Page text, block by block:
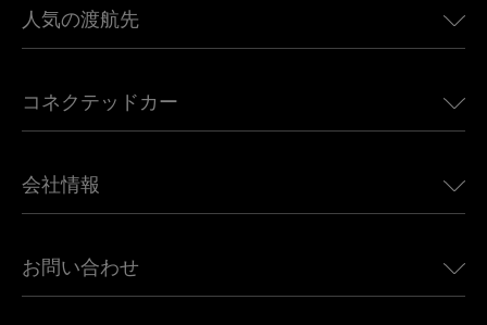
人気の渡航先
ヨーロッパ向けeSIM
カナダ向けeSIM
アフリカ向けeSIM
すべての目的地を見る
コネクテッドカー
Land Rover向けUbigi
Jeep向けUbigi
会社情報
Ubigi関連プレス
お問い合わせ